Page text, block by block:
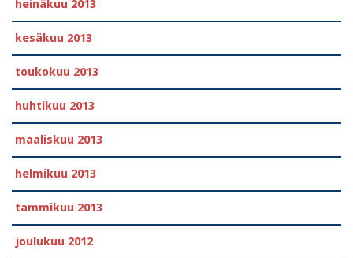
heinäkuu 2013
kesäkuu 2013
toukokuu 2013
huhtikuu 2013
maaliskuu 2013
helmikuu 2013
tammikuu 2013
joulukuu 2012